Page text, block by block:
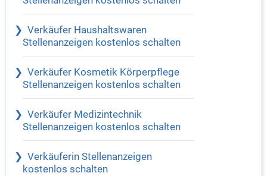
Verkäufer Haushaltswaren
Stellenanzeigen kostenlos schalten
Verkäufer Kosmetik Körperpflege
Stellenanzeigen kostenlos schalten
Verkäufer Medizintechnik
Stellenanzeigen kostenlos schalten
Verkäuferin Stellenanzeigen
kostenlos schalten